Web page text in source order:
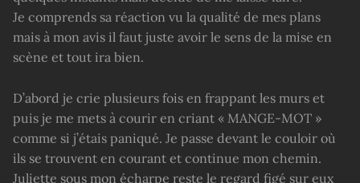
Je comprends sa réaction vu la qualité de mes plans
mais à mon avis il faut juste avoir le sens de la mise en
scène et tout ira bien.
D’abord je crie plusieurs fois en frappant les murs et
puis je me mets à courir en criant « MANGE-MOT »
comme si j’étais paniqué. Je passe devant le couloir où
ils se trouvent en courant et continue mon chemin.
Juliette sous mon écharpe reste le regard figé sur eux